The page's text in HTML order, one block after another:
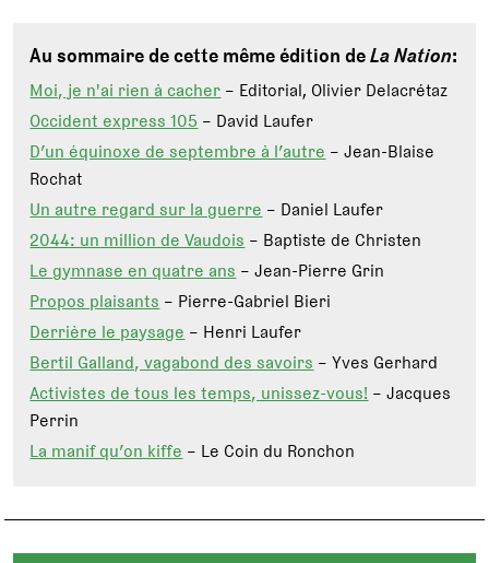
Au sommaire de cette même édition deLa Nation:
Moi, je n'ai rien à cacher– Editorial, Olivier Delacrétaz
Occident express 105– David Laufer
D’un équinoxe de septembre à l’autre– Jean-Blaise
Rochat
Un autre regard sur la guerre– Daniel Laufer
2044: un million de Vaudois– Baptiste de Christen
Le gymnase en quatre ans– Jean-Pierre Grin
Propos plaisants– Pierre-Gabriel Bieri
Derrière le paysage– Henri Laufer
Bertil Galland, vagabond des savoirs– Yves Gerhard
Activistes de tous les temps, unissez-vous!– Jacques
Perrin
La manif qu’on kiffe– Le Coin du Ronchon